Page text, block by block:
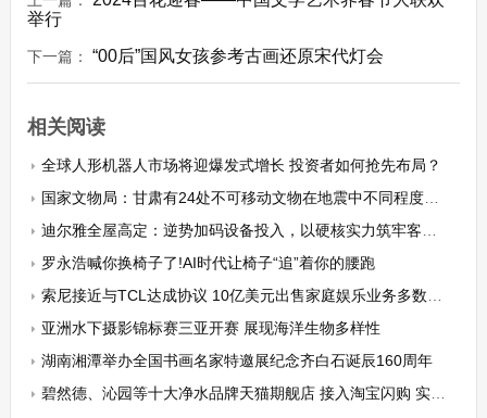
举行
下一篇： “00后”国风女孩参考古画还原宋代灯会
相关阅读
全球人形机器人市场将迎爆发式增长 投资者如何抢先布局？
国家文物局：甘肃有24处不可移动文物在地震中不同程度受损
迪尔雅全屋高定：逆势加码设备投入，以硬核实力筑牢客户服务根基
罗永浩喊你换椅子了!AI时代让椅子“追”着你的腰跑
索尼接近与TCL达成协议 10亿美元出售家庭娱乐业务多数股权
亚洲水下摄影锦标赛三亚开赛 展现海洋生物多样性
湖南湘潭举办全国书画名家特邀展纪念齐白石诞辰160周年
碧然德、沁园等十大净水品牌天猫期舰店 接入淘宝闪购 实现4小时上门“闪电换芯”